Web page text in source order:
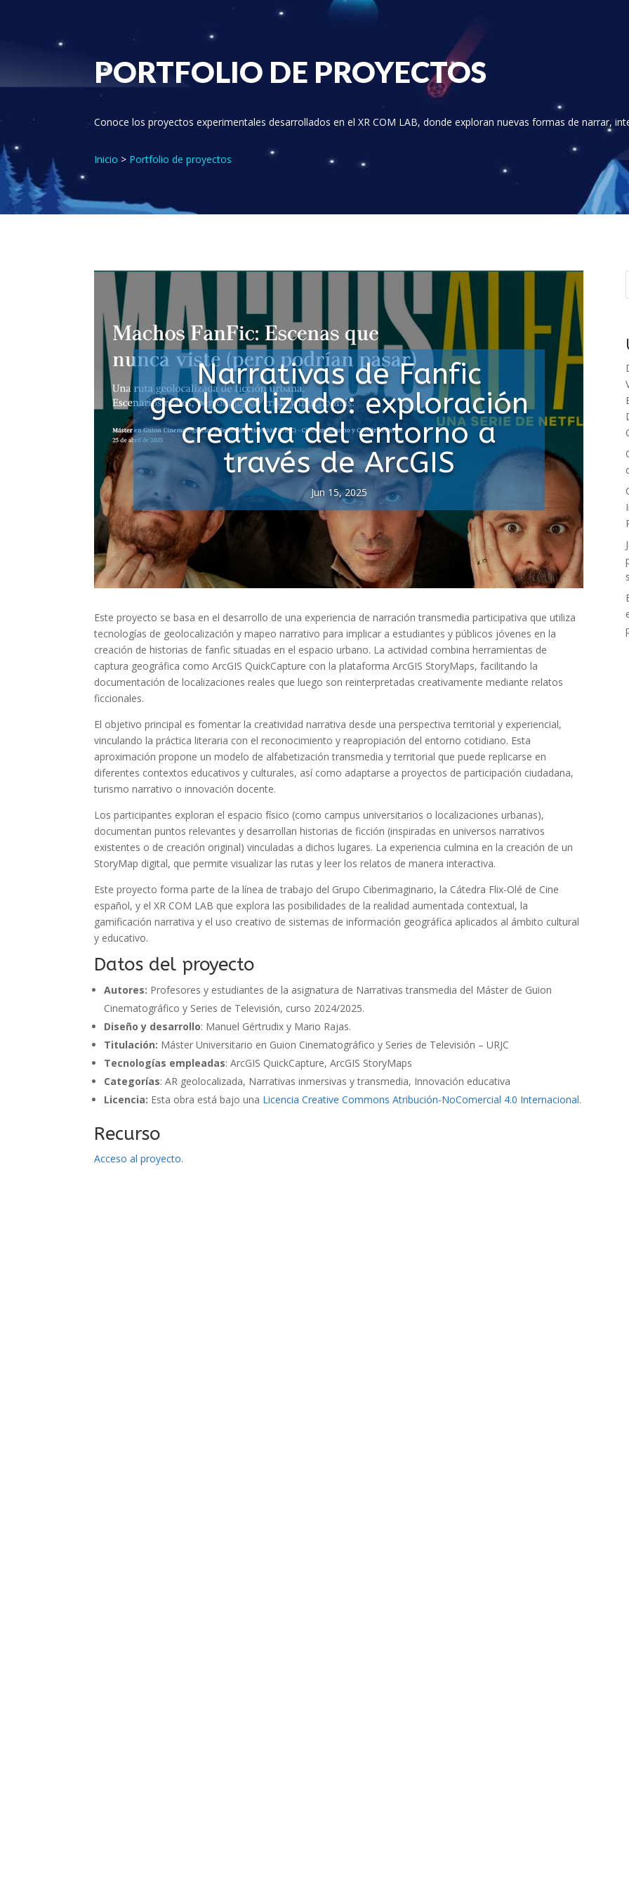
PORTFOLIO DE PROYECTOS
Conoce los proyectos experimentales desarrollados en el XR COM LAB, donde exploran nuevas formas de narrar,
Inicio > Portfolio de proyectos
Narrativas de Fanfic
geolocalizado: exploración
creativa del entorno a
través de ArcGIS
Jun 15, 2025
Este proyecto se basa en el desarrollo de una experiencia de narración transmedia participativa que utiliza
tecnologías de geolocalización y mapeo narrativo para implicar a estudiantes y públicos jóvenes en la
creación de historias de fanfic situadas en el espacio urbano. La actividad combina herramientas de
captura geográfica como ArcGIS QuickCapture con la plataforma ArcGIS StoryMaps, facilitando la
documentación de localizaciones reales que luego son reinterpretadas creativamente mediante relatos
ficcionales.
El objetivo principal es fomentar la creatividad narrativa desde una perspectiva territorial y experiencial,
vinculando la práctica literaria con el reconocimiento y reapropiación del entorno cotidiano. Esta
aproximación propone un modelo de alfabetización transmedia y territorial que puede replicarse en
diferentes contextos educativos y culturales, así como adaptarse a proyectos de participación ciudadana,
turismo narrativo o innovación docente.
Los participantes exploran el espacio físico (como campus universitarios o localizaciones urbanas),
documentan puntos relevantes y desarrollan historias de ficción (inspiradas en universos narrativos
existentes o de creación original) vinculadas a dichos lugares. La experiencia culmina en la creación de un
StoryMap digital, que permite visualizar las rutas y leer los relatos de manera interactiva.
Este proyecto forma parte de la línea de trabajo del Grupo Ciberimaginario, la Cátedra Flix-Olé de Cine
español, y el XR COM LAB que explora las posibilidades de la realidad aumentada contextual, la
gamificación narrativa y el uso creativo de sistemas de información geográfica aplicados al ámbito cultural
y educativo.
Datos del proyecto
Autores: Profesores y estudiantes de la asignatura de Narrativas transmedia del Máster de Guion
Cinematográfico y Series de Televisión, curso 2024/2025.
Diseño y desarrollo: Manuel Gértrudix y Mario Rajas.
Titulación: Máster Universitario en Guion Cinematográfico y Series de Televisión – URJC
Tecnologías empleadas: ArcGIS QuickCapture, ArcGIS StoryMaps
Categorías: AR geolocalizada, Narrativas inmersivas y transmedia, Innovación educativa
Licencia: Esta obra está bajo una Licencia Creative Commons Atribución-NoComercial 4.0 Internacional.
Recurso
Acceso al proyecto.